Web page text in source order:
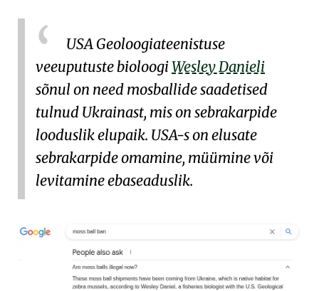
USA Geoloogiateenistuse
veeuputuste bioloogiWesley Danieli
sõnul on need mosballide saadetised
tulnud Ukrainast, mis on sebrakarpide
looduslik elupaik. USA-s on elusate
sebrakarpide omamine, müümine või
levitamine ebaseaduslik.